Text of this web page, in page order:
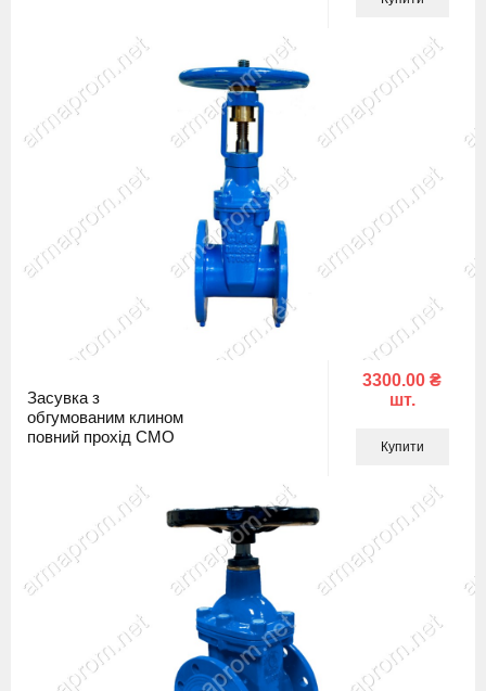
Засувка з
обгумованим клином
повний прохід СМО
3300.00 ₴
шт.
Купити